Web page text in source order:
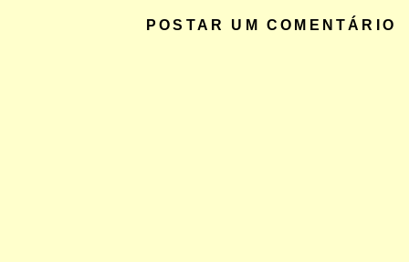
POSTAR UM COMENTÁRIO